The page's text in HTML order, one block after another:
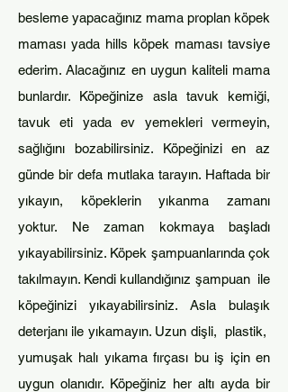
besleme yapacağınız mama proplan köpek
maması yada hills köpek maması tavsiye
ederim. Alacağınız en uygun kaliteli mama
bunlardır. Köpeğinize asla tavuk kemiği,
tavuk eti yada ev yemekleri vermeyin,
sağlığını bozabilirsiniz. Köpeğinizi en az
günde bir defa mutlaka tarayın. Haftada bir
yıkayın, köpeklerin yıkanma zamanı
yoktur. Ne zaman kokmaya başladı
yıkayabilirsiniz. Köpek şampuanlarında çok
takılmayın. Kendi kullandığınız şampuan ile
köpeğinizi yıkayabilirsiniz. Asla bulaşık
deterjanı ile yıkamayın. Uzun dişli, plastik,
yumuşak halı yıkama fırçası bu iş için en
uygun olanıdır. Köpeğiniz her altı ayda bir